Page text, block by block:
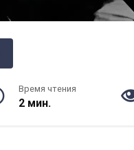
Время чтения
2 мин.